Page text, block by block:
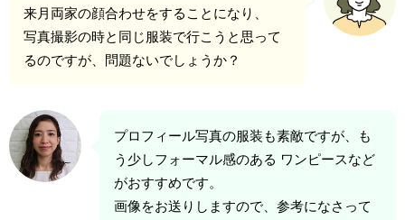
来月両家の顔合わせをすることになり、
写真撮影の時と同じ服装で行こうと思って
るのですが、問題ないでしょうか？
プロフィール写真の服装も素敵ですが、も
う少しフォーマル感のある ワンピースなど
がおすすめです。
画像をお送りしますので、参考になさって